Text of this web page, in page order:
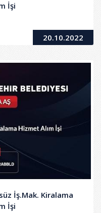
İşi
20.10.2022
İş.Mak. Kiralama
İşi